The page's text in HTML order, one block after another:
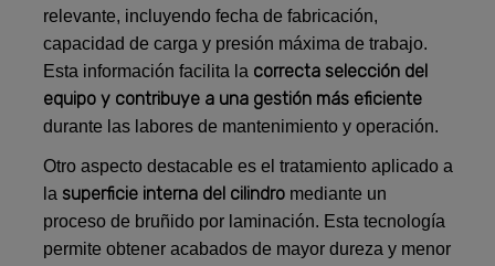
relevante, incluyendo fecha de fabricación,
capacidad de carga y presión máxima de trabajo.
Esta información facilita la correcta selección del
equipo y contribuye a una gestión más eficiente
durante las labores de mantenimiento y operación.
Otro aspecto destacable es el tratamiento aplicado a
la superficie interna del cilindro mediante un
proceso de bruñido por laminación. Esta tecnología
permite obtener acabados de mayor dureza y menor